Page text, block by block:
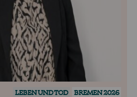
LEBEN UND TOD BREMEN 2026